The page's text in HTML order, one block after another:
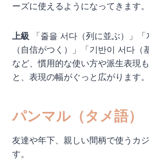
ーズに使えるようになってきます。
上級 「줄을 서다（列に並ぶ）」
（自信がつく）」「기반이 서다（
など、慣用的な使い方や派生表現
と、表現の幅がぐっと広がります。
パンマル（タメ語）
友達や年下、親しい間柄で使うカ
す。